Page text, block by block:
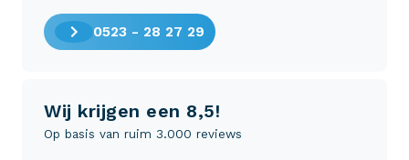
0523 - 28 27 29
Wij krijgen een 8,5!
Op basis van ruim 3.000 reviews